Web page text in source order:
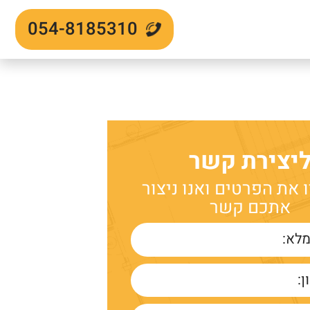
054-8185310
קשר
את הפרטים ואנו ניצור
אתכם קשר